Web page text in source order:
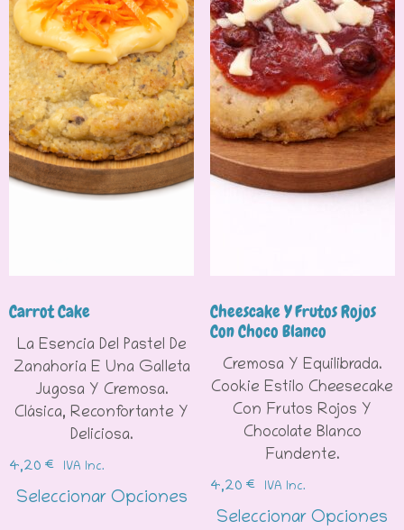
Carrot Cake
La Esencia Del Pastel De
Zanahoria E Una Galleta
Jugosa Y Cremosa.
Clásica, Reconfortante Y
Deliciosa.
4,20 € IVA Inc.
Seleccionar Opciones
Cheescake Y Frutos Rojos
Con Choco Blanco
Cremosa Y Equilibrada.
Cookie Estilo Cheesecake
Con Frutos Rojos Y
Chocolate Blanco
Fundente.
4,20 € IVA Inc.
Seleccionar Opciones